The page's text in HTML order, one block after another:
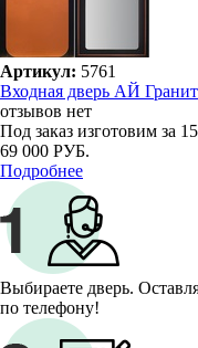
Артикул: 5761
Входная дверь АЙ
отзывов нет
Под заказ изготовим за
69 000 РУБ.
Подробнее
Выбираете дверь.
по телефону!